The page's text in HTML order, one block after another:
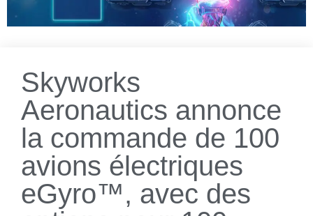
Skyworks
Aeronautics annonce
la commande de 100
avions électriques
eGyro™, avec des